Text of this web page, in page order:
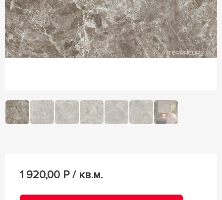
1 920,00 Р / кв.м.